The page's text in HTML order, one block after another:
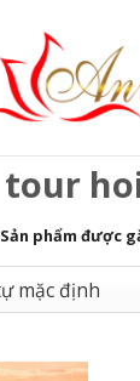
tour
Sản phẩm được